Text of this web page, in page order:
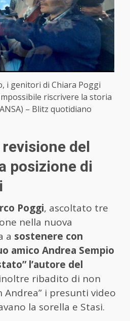
i genitori di Chiara Poggi
riscrivere la storia
– Blitz quotidiano
del
posizione di
Poggi, ascoltato tre
nella nuova
a sostenere con
amico Andrea Sempio
l’autore del
ribadito di non
Andrea” i presunti video
la sorella e Stasi.